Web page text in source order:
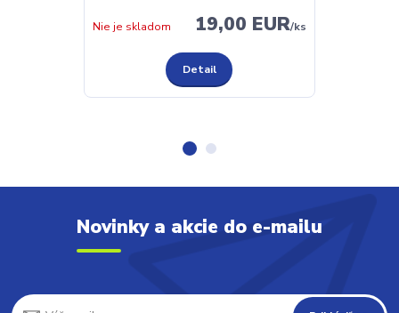
19,00 EUR/ks
Nie je skladom
Detail
Novinky a akcie do e-mailu